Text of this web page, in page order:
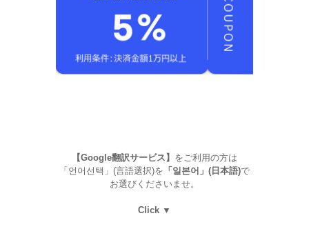
【Google翻訳サービス】 をご利用の方は
「언어선택」(言語選択)を 「일본어」(日本語)で
お選びくださいませ。
Click ▼